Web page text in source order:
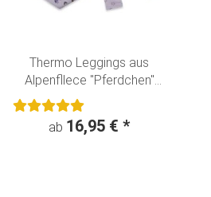
Thermo Leggings aus
Alpenfllece "Pferdchen"
flieder
ab 16,95 € *